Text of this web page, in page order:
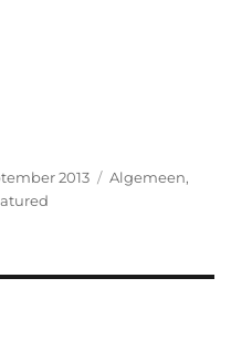
2013 Categorieën
Algemeen,